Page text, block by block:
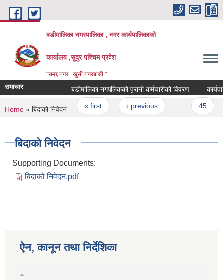
Skip to main content
बडीमालिका नगरपालिका , नगर कार्यपालिकाको
कार्यालय ,सुदुर पश्चिम प्रदेश
"समृद्द नगर : खुसी नगरबासी "
समाचार बडीमालिका नगपलिकको पुरानो कर्मचारीको विवरण
Pages
« first ‹ previous
You are here
Home » बिदाको निवेदन
बिदाको निवेदन
Supporting Documents:
बिदाको निवेदन.pdf
ऐन, कानून तथा निर्देशिका